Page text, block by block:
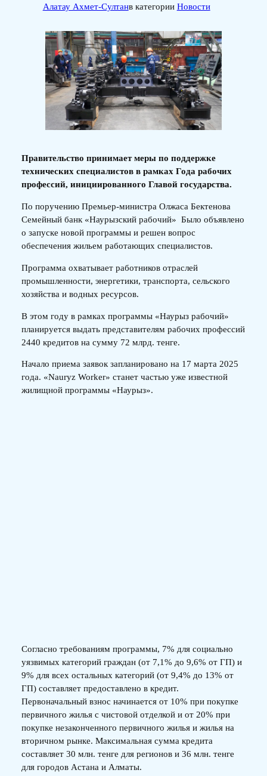
Алатау Ахмет-Султанв категории Новости
Правительство принимает меры по поддержке
технических специалистов в рамках Года рабочих
профессий, инициированного Главой государства.
По поручению Премьер-министра Олжаса Бектенова
Семейный банк «Наурызский рабочий» Было объявлено
о запуске новой программы и решен вопрос
обеспечения жильем работающих специалистов.
Программа охватывает работников отраслей
промышленности, энергетики, транспорта, сельского
хозяйства и водных ресурсов.
В этом году в рамках программы «Наурыз рабочий»
планируется выдать представителям рабочих профессий
2440 кредитов на сумму 72 млрд. тенге.
Начало приема заявок запланировано на 17 марта 2025
года. «Nauryz Worker» станет частью уже известной
жилищной программы «Наурыз».
Согласно требованиям программы, 7% для социально
уязвимых категорий граждан (от 7,1% до 9,6% от ГП) и
9% для всех остальных категорий (от 9,4% до 13% от
ГП) составляет предоставлено в кредит.
Первоначальный взнос начинается от 10% при покупке
первичного жилья с чистовой отделкой и от 20% при
покупке незаконченного первичного жилья и жилья на
вторичном рынке. Максимальная сумма кредита
составляет 30 млн. тенге для регионов и 36 млн. тенге
для городов Астана и Алматы.